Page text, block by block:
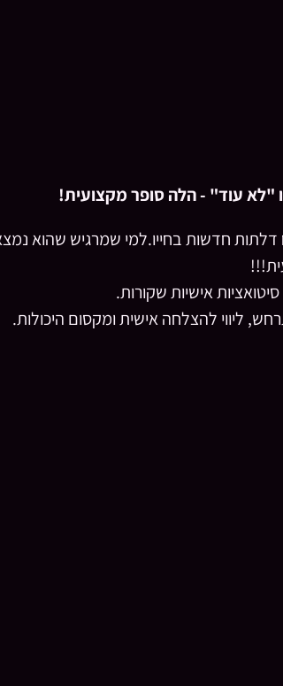
"לא עוד" - הלה סופר מקצועית!
חדשות בחייו.למי שמרגיש שהוא
אישיות שקורות.
ליווי להצלחה אישית ומקסום היכולות.